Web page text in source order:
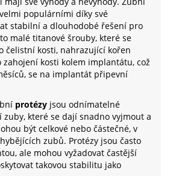
populárními díky své
stabilní a dlouhodobé řešení pro
malé titanové šrouby, které se
čelistní kosti, nahrazující kořen
zahojení kosti kolem implantátu, což
se na implantát připevní
protézy jsou odnímatelné
zuby, které se dají snadno vyjmout a
být celkové nebo částečné, v
zubů. Protézy jsou často
ale mohou vyžadovat častější
takovou stabilitu jako